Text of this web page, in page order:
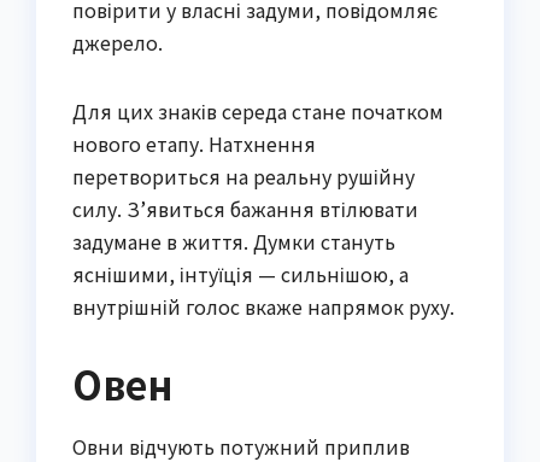
повірити у власні задуми, повідомляє
джерело.
Для цих знаків середа стане початком
нового етапу. Натхнення
перетвориться на реальну рушійну
силу. З’явиться бажання втілювати
задумане в життя. Думки стануть
яснішими, інтуїція — сильнішою, а
внутрішній голос вкаже напрямок руху.
Овен
Овни відчують потужний приплив